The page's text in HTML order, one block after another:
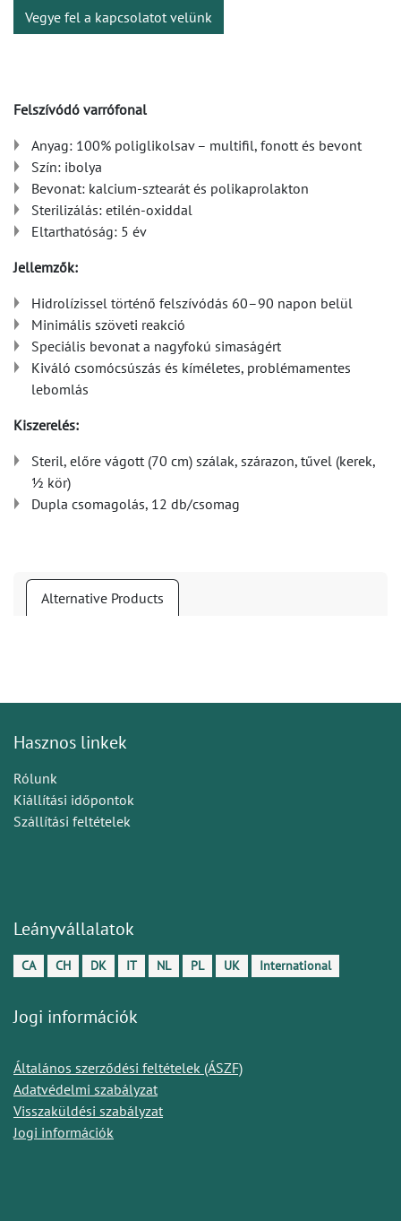
Vegye fel a kapcsolatot velünk
Felszívódó varrófonal
Anyag: 100% poliglikolsav – multifil, fonott és bevont
Szín: ibolya
Bevonat: kalcium-sztearát és polikaprolakton
Sterilizálás: etilén-oxiddal
Eltarthatóság: 5 év
Jellemzők:
Hidrolízissel történő felszívódás 60–90 napon belül
Minimális szöveti reakció
Speciális bevonat a nagyfokú simaságért
Kiváló csomócsúszás és kíméletes, problémamentes
lebomlás
Kiszerelés:
Steril, előre vágott (70 cm) szálak, szárazon, tűvel (kerek,
½ kör)
Dupla csomagolás, 12 db/csomag
Alternative Products
Hasznos linkek
Rólunk
Kiállítási időpontok
Szállítási feltételek
Leányvállalatok
CA CH DK IT NL PL UK International
Jogi információk
Általános szerződési feltételek (ÁSZF)
Adatvédelmi szabályzat
Visszaküldési szabályzat
Jogi információk